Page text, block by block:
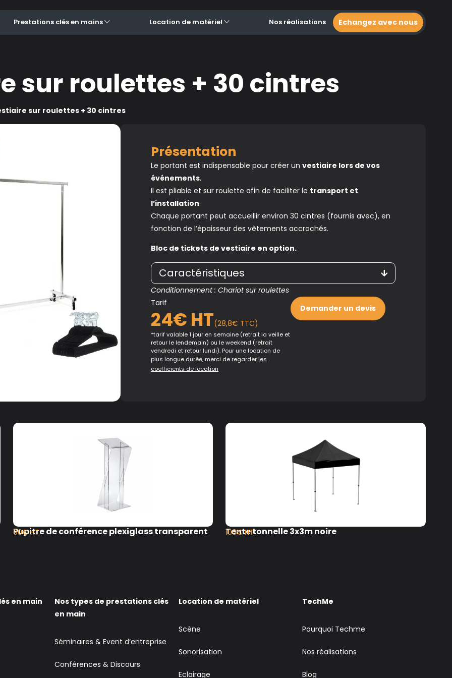
Prestations clés en mains Location de matériel Nos réalisations Echangez avec nous
sur roulettes + 30 cintres
sur roulettes + 30 cintres
Présentation
Le portant est indispensable pour créer unvestiaire lors de vos
événements.
Il est pliable et sur roulette afin de faciliter le transport et
l’installation.
Chaque portant peut accueillir environ 30 cintres (fournis avec), en
fonction de l’épaisseur des vêtements accrochés.
Bloc de tickets de vestiaire en option.
Caractéristiques
Conditionnement : Chariot sur roulettes
Tarif
24€ HT(28,8€ TTC)
*tarif valable 1 jour en semaine (retrait la veille et
retour le lendemain) ou le weekend (retrait
vendredi et retour lundi). Pour une location de
plus longue durée, merci de regarder les
coefficients de location
Demander un devis
Pupitre de conférence plexiglass transparent
90€ HT Tente tonnelle 3x3m noire
100€ HT
en main
Nos types de prestations clés
en main
Séminaires & Event d’entreprise
Conférences & Discours
Location de matériel
Scène
Sonorisation
Eclairage
TechMe
Pourquoi Techme
Nos réalisations
Blog